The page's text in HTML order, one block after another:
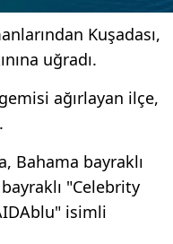
Kuşadası,
uğradı.
ağırlayan ilçe,
Bahama bayraklı
"Celebrity
isimli